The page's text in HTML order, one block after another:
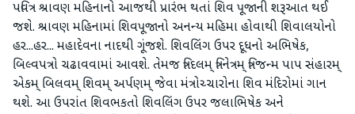
પવિત્ર શ્રાવણ મહિનાનો આજથી પ્રારંભ થતાં શિવ પૂજાની શરૂઆત થઈ
જશે. શ્રાવણ મહિનામાં શિવપૂજાનો અનન્ય મહિમા હોવાથી શિવાલયોનો
હર...હર... મહાદેવના નાદથી ગૂંજશે. શિવલિંગ ઉપર દૂધનો અભિષેક,
બિલ્વપત્રો ચઢાવવામાં આવશે. તેમજ ત્રિદલમ્ ત્રિનેત્રમ્ ત્રિજન્મ પાપ સંહારમ્
એકમ્ બિલવમ્ શિવમ્ અર્પણમ્ જેવા મંત્રોચ્ચારોના શિવ મંદિરોમાં ગાન
થશે. આ ઉપરાંત શિવભકતો શિવલિંગ ઉપર જલાભિષેક અને